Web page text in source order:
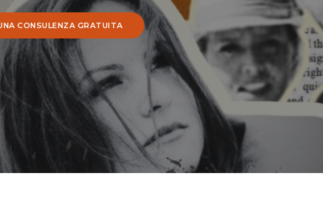
CONSULENZA GRATUITA